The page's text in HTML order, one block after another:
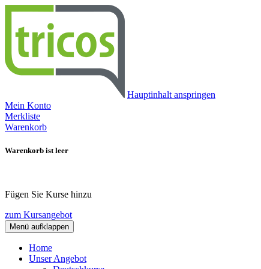
Hauptinhalt anspringen
Mein Konto
Merkliste
Warenkorb
Warenkorb ist leer
Fügen Sie Kurse hinzu
zum Kursangebot
Menü aufklappen
Home
Unser Angebot